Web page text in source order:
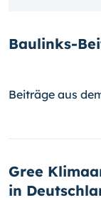
Baulinks-
Beiträge aus
Gree
in